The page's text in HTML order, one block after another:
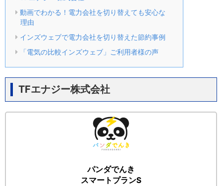
動画でわかる！電力会社を切り替えても安心な
理由
インズウェブで電力会社を切り替えた節約事例
「電気の比較インズウェブ」ご利用者様の声
TFエナジー株式会社
パンダでんき
スマートプランS